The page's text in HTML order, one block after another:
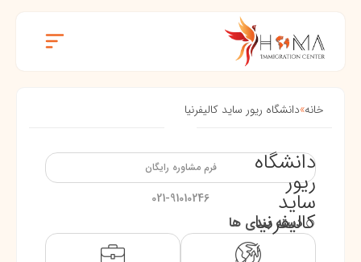
خانه»دانشگاه ریور ساید کالیفرنیا
دانشگاه
ریور
ساید
کالیفرنیا
فرم مشاوره رایگان
021-91010246
دسته بندی ها